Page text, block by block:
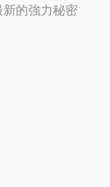
的強力秘密